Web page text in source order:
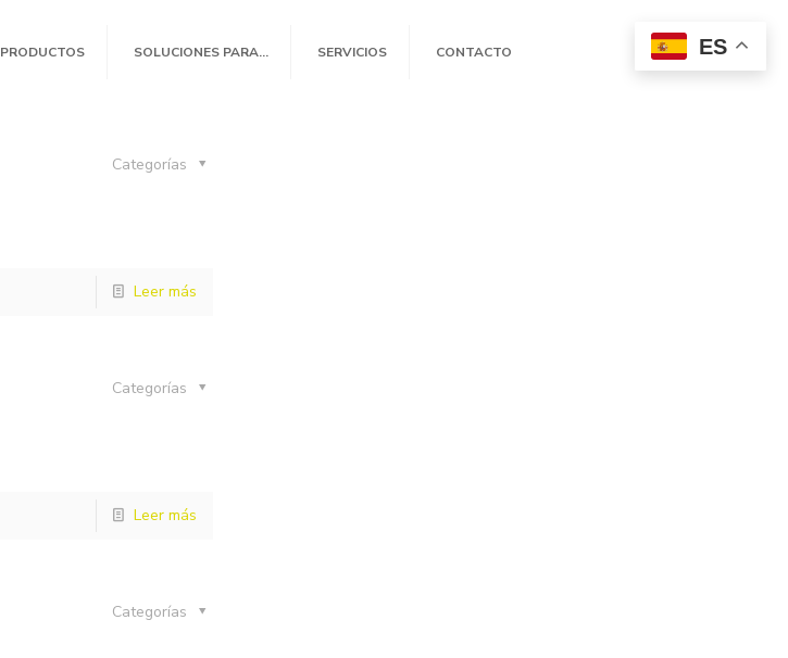
PRODUCTOS SOLUCIONES PARA… SERVICIOS CONTACTO
Categorías
Leer más
Categorías
Leer más
Categorías
ES